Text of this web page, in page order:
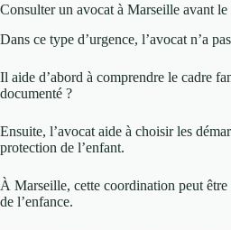
Consulter un avocat à Marseille avant le
Dans ce type d’urgence, l’avocat n’a
Il aide d’abord à comprendre le cadre
documenté ?
Ensuite, l’avocat aide à choisir les
protection de l’enfant.
À Marseille, cette coordination peut
de l’enfance.